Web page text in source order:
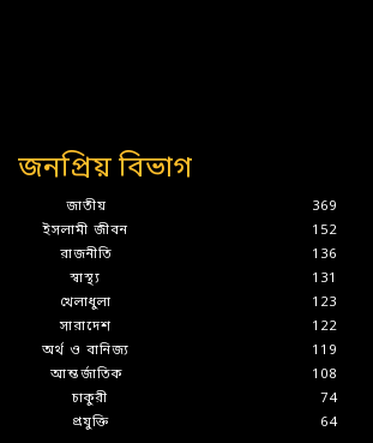
জনপ্রিয় বিভাগ
জাতীয়
369
ইসলামী জীবন
152
রাজনীতি
136
স্বাস্থ্য
131
খেলাধুলা
123
সারাদেশ
122
অর্থ ও বানিজ্য
119
আন্তর্জাতিক
108
চাকুরী
74
প্রযুক্তি
64